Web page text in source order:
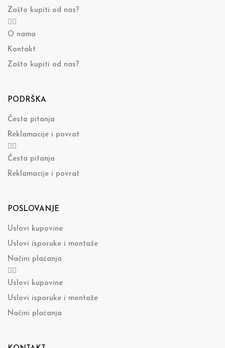
Zašto kupiti od nas?
O nama
Kontakt
Zašto kupiti od nas?
PODRŠKA
Česta pitanja
Reklamacije i povrat
Česta pitanja
Reklamacije i povrat
POSLOVANJE
Uslovi kupovine
Uslovi isporuke i montaže
Načini plaćanja
Uslovi kupovine
Uslovi isporuke i montaže
Načini plaćanja